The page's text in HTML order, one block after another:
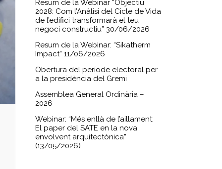
Resum de la Webinar “Objectiu
2028: Com l’Anàlisi del Cicle de Vida
de l’edifici transformarà el teu
negoci constructiu” 30/06/2026
Resum de la Webinar: “Sikatherm
Impact” 11/06/2026
Obertura del període electoral per
a la presidència del Gremi
Assemblea General Ordinària –
2026
Webinar: “Més enllà de l’aillament:
El paper del SATE en la nova
envolvent arquitectònica”
(13/05/2026)